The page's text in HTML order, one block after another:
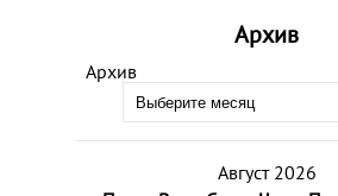
Архив
Архив
Август 2026